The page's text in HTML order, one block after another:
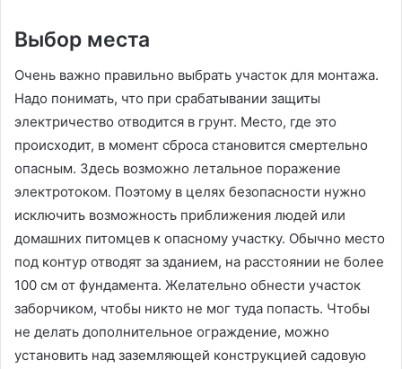
Выбор места
Очень важно правильно выбрать участок для монтажа.
Надо понимать, что при срабатывании защиты
электричество отводится в грунт. Место, где это
происходит, в момент сброса становится смертельно
опасным. Здесь возможно летальное поражение
электротоком. Поэтому в целях безопасности нужно
исключить возможность приближения людей или
домашних питомцев к опасному участку. Обычно место
под контур отводят за зданием, на расстоянии не более
100 см от фундамента. Желательно обнести участок
заборчиком, чтобы никто не мог туда попасть. Чтобы
не делать дополнительное ограждение, можно
установить над заземляющей конструкцией садовую